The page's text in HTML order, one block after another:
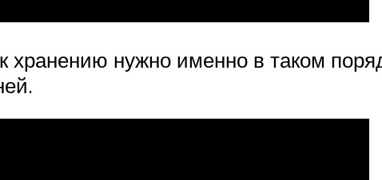
хранению нужно именно в таком